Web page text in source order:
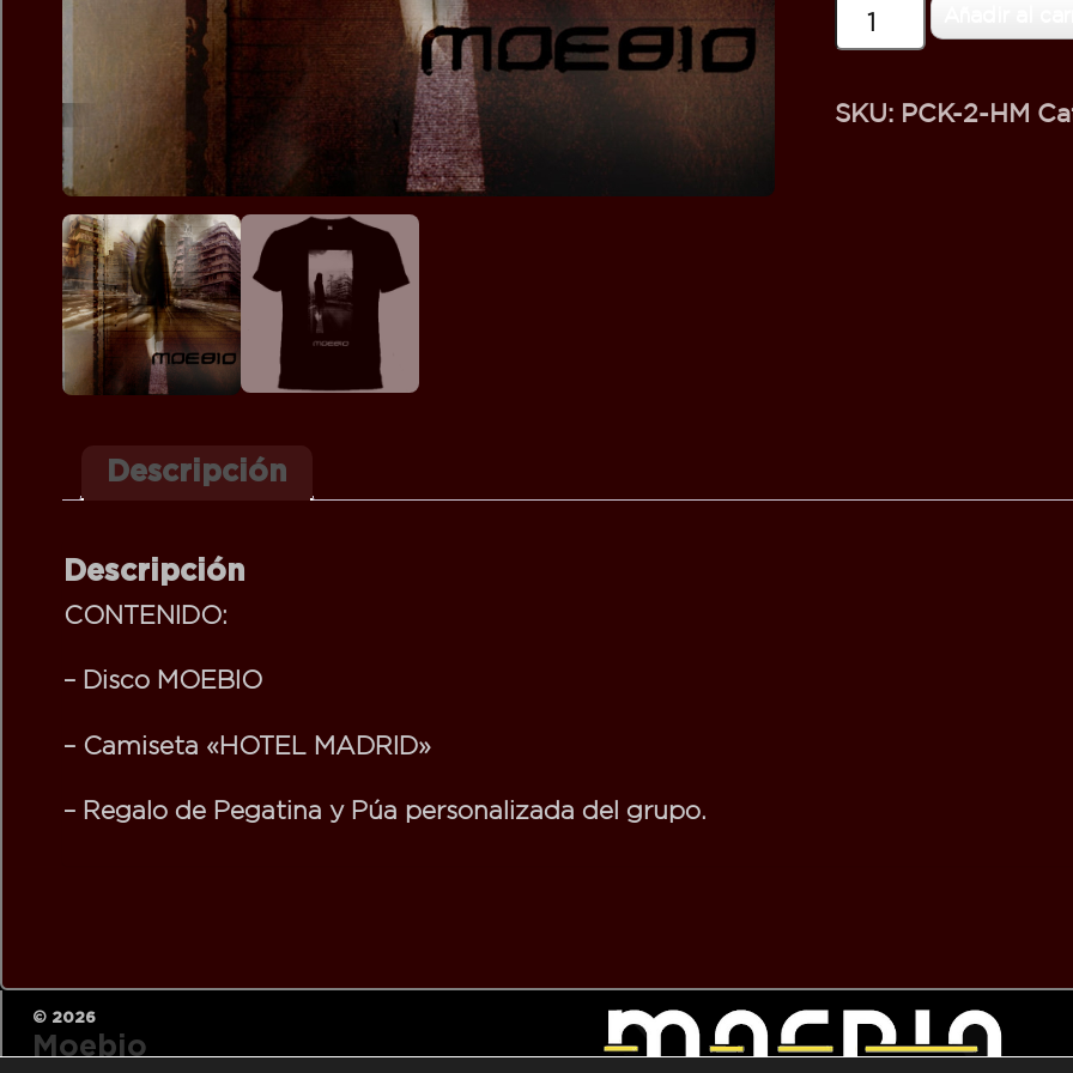
“MOEBIO
+
cantidad
SKU: PCK-2-HM
Descripción
Descripción
CONTENIDO:
– Disco MOEBIO
– Camiseta «HOTEL MADRID»
– Regalo de Pegatina y Púa personalizada del grupo.
© 2026
Moebio